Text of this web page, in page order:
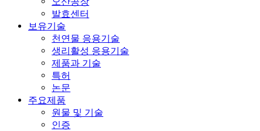
발효센터
보유기술
천연물 응용기술
생리활성 응용기술
제품과 기술
특허
논문
주요제품
원물 및 기술
인증